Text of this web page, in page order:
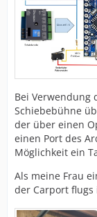
Bei Verwendung
Schiebebühne
der über einen
einen Port des
Möglichkeit ein
Als meine Frau
der Carport